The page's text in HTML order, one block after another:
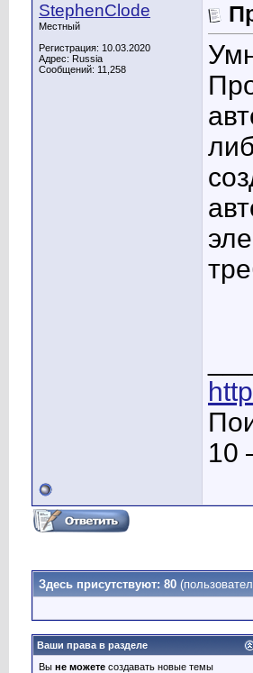
StephenClode
Местный
Регистрация: 10.03.2020
Адрес: Russia
Сообщений: 11,258
10
Здесь присутствуют: 80
Ваши права в разделе
Вы не можете создавать новые темы